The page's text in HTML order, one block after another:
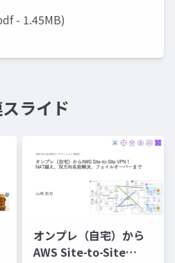
- 1.45MB)
ライド
オンプレ（自宅）から
AWS Site-to-Site